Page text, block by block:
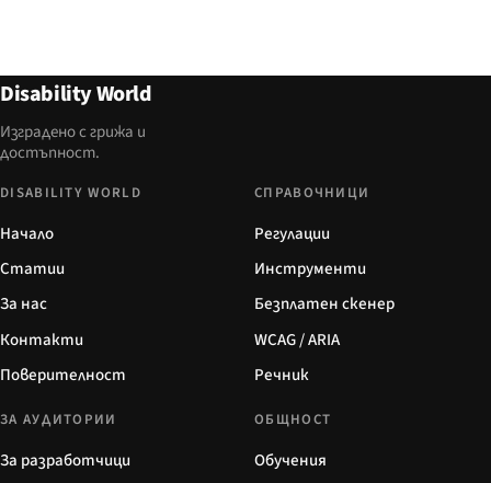
Disability World
Изградено с грижа и
достъпност.
DISABILITY WORLD
Начало
Статии
За нас
Контакти
Поверителност
СПРАВОЧНИЦИ
Регулации
Инструменти
Безплатен скенер
WCAG / ARIA
Речник
ЗА АУДИТОРИИ
За разработчици
ОБЩНОСТ
Обучения